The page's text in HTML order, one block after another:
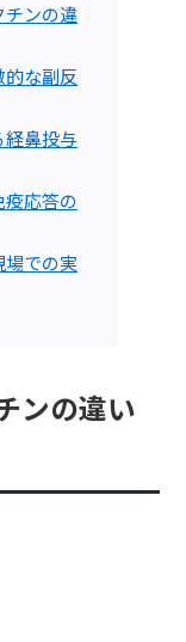
チンの違
な副反
経鼻投与
応答の
場での実
ンの違い